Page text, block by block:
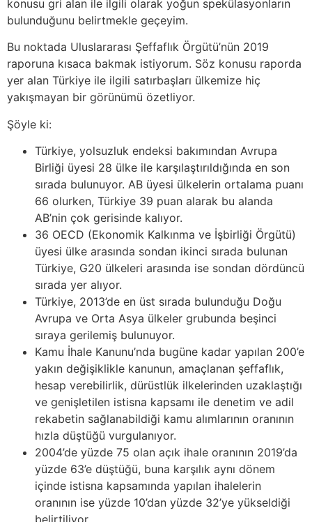
konusu gri alan ile ilgili olarak yoğun spekülasyonların
bulunduğunu belirtmekle geçeyim.
Bu noktada Uluslararası Şeffaflık Örgütü’nün 2019
raporuna kısaca bakmak istiyorum. Söz konusu raporda
yer alan Türkiye ile ilgili satırbaşları ülkemize hiç
yakışmayan bir görünümü özetliyor.
Şöyle ki:
Türkiye, yolsuzluk endeksi bakımından Avrupa
Birliği üyesi 28 ülke ile karşılaştırıldığında en son
sırada bulunuyor. AB üyesi ülkelerin ortalama puanı
66 olurken, Türkiye 39 puan alarak bu alanda
AB’nin çok gerisinde kalıyor.
36 OECD (Ekonomik Kalkınma ve İşbirliği Örgütü)
üyesi ülke arasında sondan ikinci sırada bulunan
Türkiye, G20 ülkeleri arasında ise sondan dördüncü
sırada yer alıyor.
Türkiye, 2013’de en üst sırada bulunduğu Doğu
Avrupa ve Orta Asya ülkeler grubunda beşinci
sıraya gerilemiş bulunuyor.
Kamu İhale Kanunu’nda bugüne kadar yapılan 200’e
yakın değişiklikle kanunun, amaçlanan şeffaflık,
hesap verebilirlik, dürüstlük ilkelerinden uzaklaştığı
ve genişletilen istisna kapsamı ile denetim ve adil
rekabetin sağlanabildiği kamu alımlarının oranının
hızla düştüğü vurgulanıyor.
2004’de yüzde 75 olan açık ihale oranının 2019’da
yüzde 63’e düştüğü, buna karşılık aynı dönem
içinde istisna kapsamında yapılan ihalelerin
oranının ise yüzde 10’dan yüzde 32’ye yükseldiği